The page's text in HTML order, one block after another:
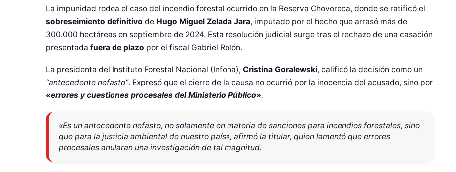
La impunidad rodea el caso del incendio forestal ocurrido en la Reserva Chovoreca, donde se ratificó el
sobreseimiento definitivo de Hugo Miguel Zelada Jara, imputado por el hecho que arrasó más de
300.000 hectáreas en septiembre de 2024. Esta resolución judicial surge tras el rechazo de una casación
presentada fuera de plazo por el fiscal Gabriel Rolón.
La presidenta del Instituto Forestal Nacional (Infona), Cristina Goralewski, calificó la decisión como un
“antecedente nefasto”. Expresó que el cierre de la causa no ocurrió por la inocencia del acusado, sino por
«errores y cuestiones procesales del Ministerio Público».
«Es un antecedente nefasto, no solamente en materia de sanciones para incendios forestales, sino
que para la justicia ambiental de nuestro país», afirmó la titular, quien lamentó que errores
procesales anularan una investigación de tal magnitud.